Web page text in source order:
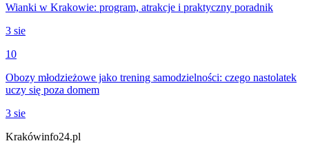
Wianki w Krakowie: program, atrakcje i praktyczny poradnik
3 sie
10
Obozy młodzieżowe jako trening samodzielności: czego nastolatek
uczy się poza domem
3 sie
Krakówinfo24.pl